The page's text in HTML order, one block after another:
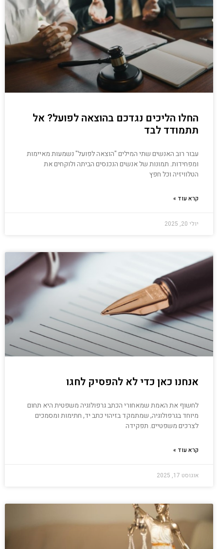
החלו הליכים נגדכם בהוצאה לפועל? אל
תתמודד לבד
עבור רוב האנשים שתי המילים "הוצאה לפועל" נשמעות מאיימות
ומפחידות. תמונות של אנשים הנכנסים הביתה ולוקחים את
הטלוויזיה וכל חפץ
קרא עוד »
יולי 20, 2025
אנחנו כאן כדי לא להפסיק לחגו
לחשוף את האמת שמאחורי הכתב גרפולוגיה משפטית היא תחום
מיוחד בגרפולוגיה, שמתמקד בזיהוי כתב יד, חתימות ומסמכים
לצרכים משפטיים. תפקידה
קרא עוד »
אוגוסט 17, 2025